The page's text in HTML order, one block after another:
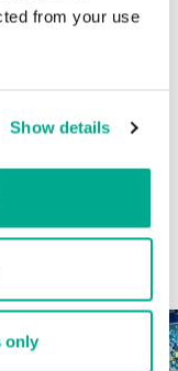
from your use
Show details
only
*